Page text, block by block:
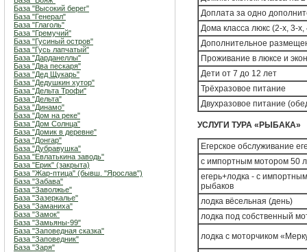
База "Высокий берег"
База "Генерал"
База "Глаголь"
База "Гремучий"
База "Гусиный остров"
База "Гусь лапчатый"
База "Дарданеллы"
База "Два пескаря"
База "Дед Щукарь"
База "Дедушкин хутор"
База "Дельта Трофи"
База "Дельта"
База "Динамо"
База "Дом на реке"
База "Дом Солнца"
База "Домик в деревне"
База "Донгар"
База "Дубравушка"
База "Евлатькина заводь"
База "Ерик" (закрыта)
База "Жар-птица" (бывш. "Ярослав")
База "Забава"
База "Заволжье"
База "Зазеркалье"
База "Заманиха"
База "Замок"
База "Замьяны-99"
База "Заповедная сказка"
База "Заповедник"
База "Заря"
Доплата за одно
Дома класса люкс (2-х, 3-
Дополнительное
Проживание в люксе и
Дети от 7 до 12 лет
Трёхразовое питание
Двухразовое питание
УСЛУГИ ТУРА «РЫБАКА»
Егерское обслуживание
с импортным мотором 50
егерь+лодка - с
рыбаков
лодка вёсельная (день)
лодка под собственный
лодка с моторчиком